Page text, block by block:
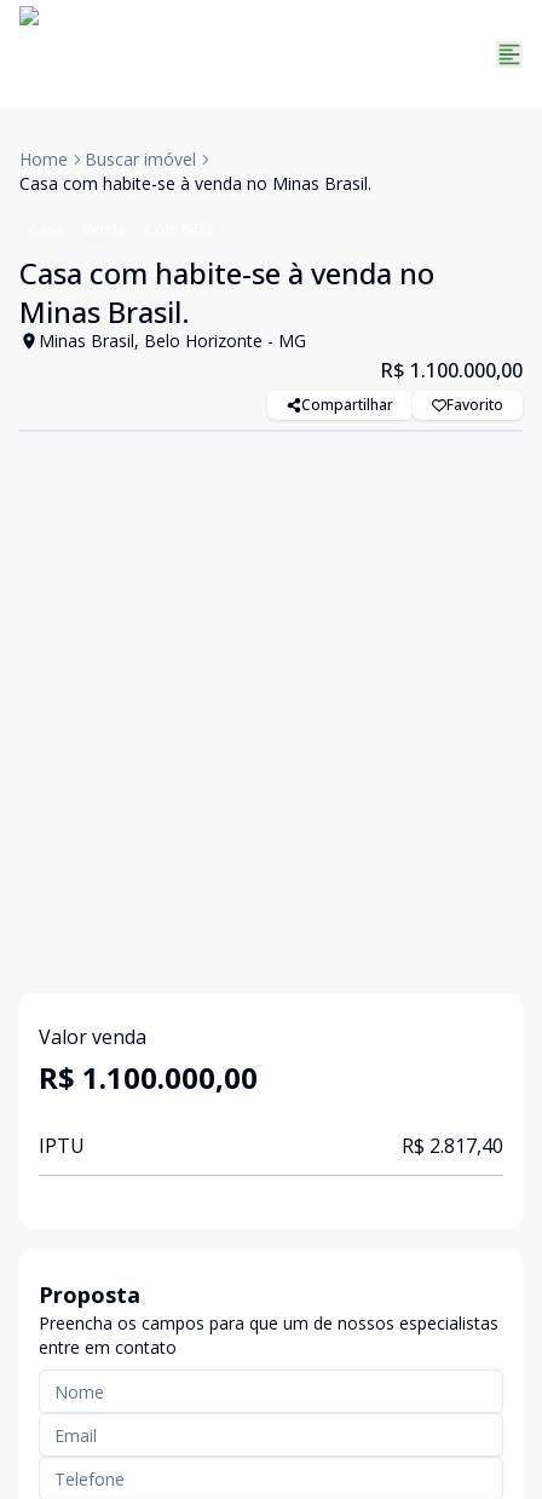
Home
Buscar imóvel
Casa com habite-se à venda no Minas Brasil.
Casa com habite-se à venda no
Minas Brasil.
Minas Brasil, Belo Horizonte - MG
R$ 1.100.000,00
Compartilhar Favorito
Valor venda
R$ 1.100.000,00
IPTU R$ 2.817,40
Proposta
Preencha os campos para que um de nossos especialistas
entre em contato